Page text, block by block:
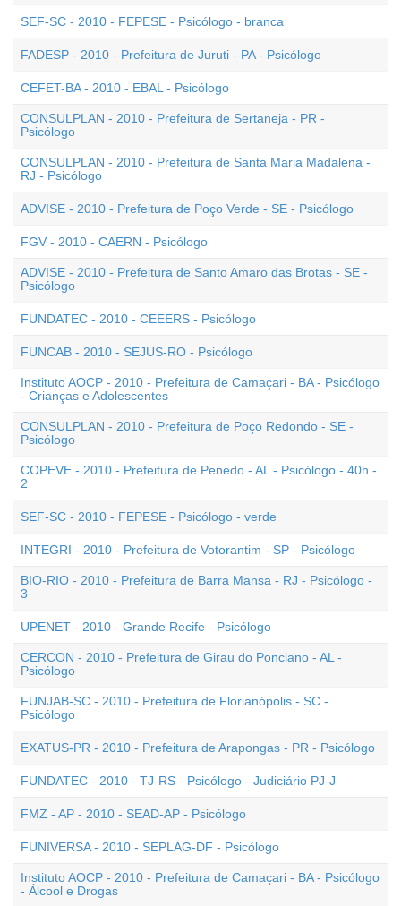
SEF-SC - 2010 - FEPESE - Psicólogo - branca
FADESP - 2010 - Prefeitura de Juruti - PA - Psicólogo
CEFET-BA - 2010 - EBAL - Psicólogo
CONSULPLAN - 2010 - Prefeitura de Sertaneja - PR -
Psicólogo
CONSULPLAN - 2010 - Prefeitura de Santa Maria Madalena -
RJ - Psicólogo
ADVISE - 2010 - Prefeitura de Poço Verde - SE - Psicólogo
FGV - 2010 - CAERN - Psicólogo
ADVISE - 2010 - Prefeitura de Santo Amaro das Brotas - SE -
Psicólogo
FUNDATEC - 2010 - CEEERS - Psicólogo
FUNCAB - 2010 - SEJUS-RO - Psicólogo
Instituto AOCP - 2010 - Prefeitura de Camaçari - BA - Psicólogo
- Crianças e Adolescentes
CONSULPLAN - 2010 - Prefeitura de Poço Redondo - SE -
Psicólogo
COPEVE - 2010 - Prefeitura de Penedo - AL - Psicólogo - 40h -
2
SEF-SC - 2010 - FEPESE - Psicólogo - verde
INTEGRI - 2010 - Prefeitura de Votorantim - SP - Psicólogo
BIO-RIO - 2010 - Prefeitura de Barra Mansa - RJ - Psicólogo -
3
UPENET - 2010 - Grande Recife - Psicólogo
CERCON - 2010 - Prefeitura de Girau do Ponciano - AL -
Psicólogo
FUNJAB-SC - 2010 - Prefeitura de Florianópolis - SC -
Psicólogo
EXATUS-PR - 2010 - Prefeitura de Arapongas - PR - Psicólogo
FUNDATEC - 2010 - TJ-RS - Psicólogo - Judiciário PJ-J
FMZ - AP - 2010 - SEAD-AP - Psicólogo
FUNIVERSA - 2010 - SEPLAG-DF - Psicólogo
Instituto AOCP - 2010 - Prefeitura de Camaçari - BA - Psicólogo
- Álcool e Drogas